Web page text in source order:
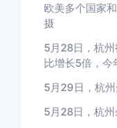
欧美多个国家
摄
5月28日，杭
比增长5倍，
5月29日，杭
5月28日，杭